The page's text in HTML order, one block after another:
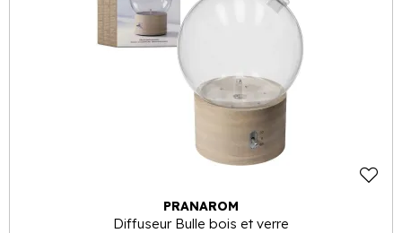
PRANAROM
Diffuseur Bulle bois et verre